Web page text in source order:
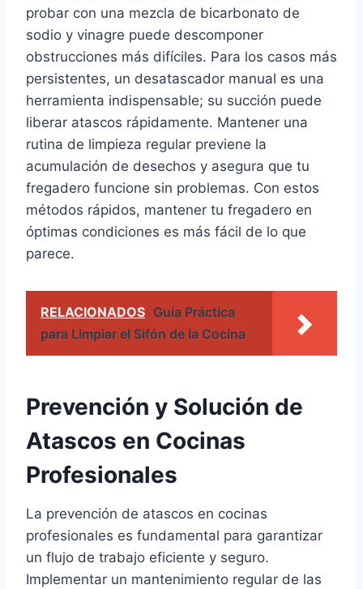
probar con una mezcla de bicarbonato de
sodio y vinagre puede descomponer
obstrucciones más difíciles. Para los casos más
persistentes, un desatascador manual es una
herramienta indispensable; su succión puede
liberar atascos rápidamente. Mantener una
rutina de limpieza regular previene la
acumulación de desechos y asegura que tu
fregadero funcione sin problemas. Con estos
métodos rápidos, mantener tu fregadero en
óptimas condiciones es más fácil de lo que
parece.
RELACIONADOS Guía Práctica
para Limpiar el Sifón de la Cocina
Prevención y Solución de
Atascos en Cocinas
Profesionales
La prevención de atascos en cocinas
profesionales es fundamental para garantizar
un flujo de trabajo eficiente y seguro.
Implementar un mantenimiento regular de las